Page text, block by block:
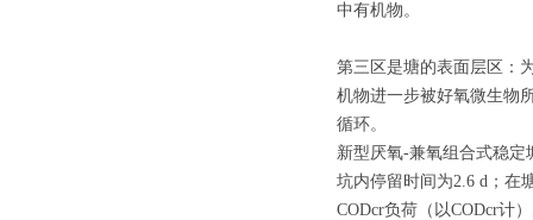
中有机物。
第三区是塘的表面层区：
机物进一步被好氧微生物
循环。
新型厌氧-兼氧组合式稳定
坑内停留时间为2.6 d；在
CODcr负荷（以CODcr计